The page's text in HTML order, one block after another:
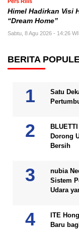
Himel Hadirkan Visi
“Dream Home”
Sabtu, 8 Agu 2026 - 14:26
BERITA
Satu
Dorong
Bersih
nubia
Sistem
Udara
ITE
Baru